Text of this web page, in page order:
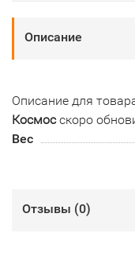
Описание
Описание для
Космосскоро
Вес
Отзывы (0)